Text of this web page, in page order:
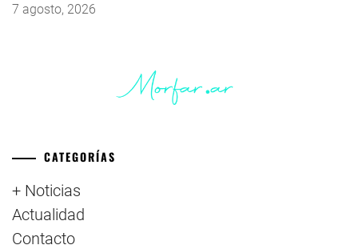
7 agosto, 2026
CATEGORÍAS
+ Noticias
Actualidad
Contacto